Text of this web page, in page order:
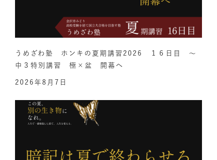
うめざわ塾 ホンキの夏期講習2026 １６日目 ～
中３特別講習 極×盆 開幕へ
2026年8月7日